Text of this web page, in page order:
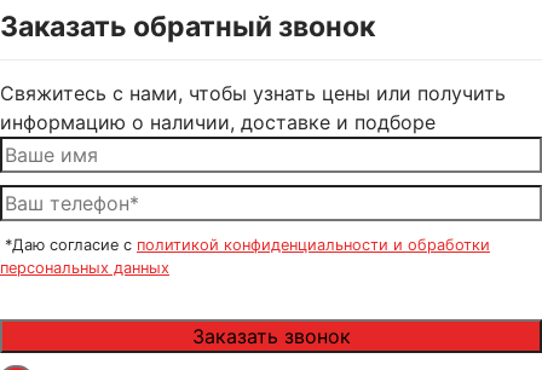
Заказать обратный звонок
Свяжитесь с нами, чтобы узнать цены или получить
информацию о наличии, доставке и подборе
*Даю согласие с политикой конфиденциальности и обработки
персональных данных